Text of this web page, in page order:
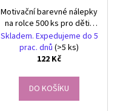
Motivační barevné nálepky
na rolce 500 ks pro děti -
Kapibara
Skladem. Expedujeme do 5
prac. dnů (>5 ks)
122 Kč
DO KOŠÍKU